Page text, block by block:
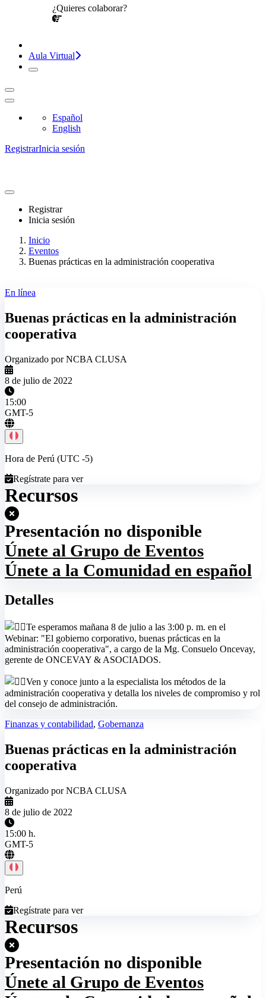
¿Quieres colaborar?
Aula Virtual
Español
English
RegistrarInicia sesión
Registrar
Inicia sesión
Inicio
Eventos
Buenas prácticas en la administración cooperativa
En línea
Buenas prácticas en la administración
cooperativa
Organizado por NCBA CLUSA
8 de julio de 2022
15:00
GMT-5
Hora de Perú (UTC -5)
Regístrate para ver
Recursos
Presentación no disponible
Únete al Grupo de Eventos
Únete a la Comunidad en español
Detalles
Te esperamos mañana 8 de julio a las 3:00 p. m. en el
Webinar: "El gobierno corporativo, buenas prácticas en la
administración cooperativa", a cargo de la Mg. Consuelo Oncevay,
gerente de ONCEVAY & ASOCIADOS.
Ven y conoce junto a la especialista los métodos de la
administración cooperativa y detalla los niveles de compromiso y rol
del consejo de administración.
Finanzas y contabilidad, Gobernanza
Buenas prácticas en la administración
cooperativa
Organizado por NCBA CLUSA
8 de julio de 2022
15:00 h.
GMT-5
Perú
Regístrate para ver
Recursos
Presentación no disponible
Únete al Grupo de Eventos